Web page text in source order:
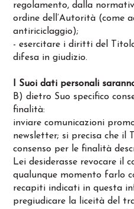
regolamento, dalla
ordine dell’Autorità (come
antiriciclaggio);
- esercitare i diritti del
difesa in giudizio.
I Suoi dati personali
B) dietro Suo specifico
finalità:
inviare comunicazioni
newsletter; si precisa che il
consenso per le finalità
Lei desiderasse revocare il
qualunque momento farlo
recapiti indicati in questa
pregiudicare la liceità del